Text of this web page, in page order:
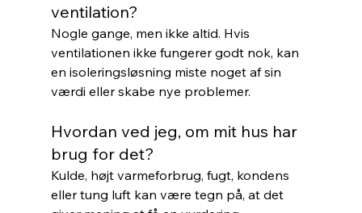
ventilation?
Nogle gange, men ikke altid. Hvis
ventilationen ikke fungerer godt nok, kan
en isoleringsløsning miste noget af sin
værdi eller skabe nye problemer.
Hvordan ved jeg, om mit hus har
brug for det?
Kulde, højt varmeforbrug, fugt, kondens
eller tung luft kan være tegn på, at det